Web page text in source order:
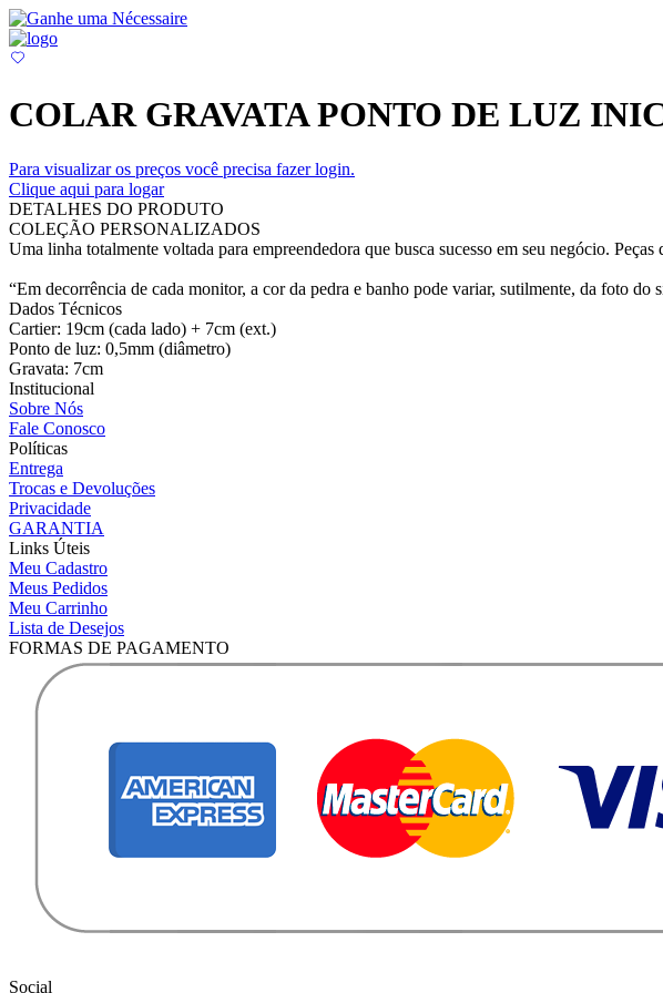
COLAR GRAVATA PONTO DE LUZ
Para visualizar os preços você precisa fazer login.
Clique aqui para logar
DETALHES DO PRODUTO
COLEÇÃO PERSONALIZADOS
Uma linha totalmente voltada para empreendedora que busca sucesso em seu negócio.
“Em decorrência de cada monitor, a cor da pedra e banho pode variar, sutilmente, da foto do
Dados Técnicos
Cartier: 19cm (cada lado) + 7cm (ext.)
Ponto de luz: 0,5mm (diâmetro)
Gravata: 7cm
Institucional
Sobre Nós
Fale Conosco
Políticas
Entrega
Trocas e Devoluções
Privacidade
GARANTIA
Links Úteis
Meu Cadastro
Meus Pedidos
Meu Carrinho
Lista de Desejos
FORMAS DE PAGAMENTO
Social